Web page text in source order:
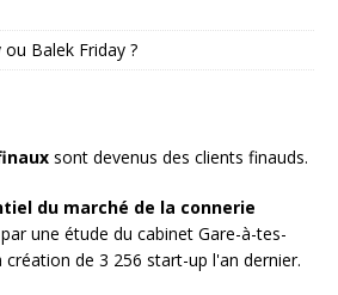
Balek Friday ?
sont devenus des clients finauds.
du marché de la connerie
une étude du cabinet Gare-à-tes-
de 3 256 start-up l'an dernier.